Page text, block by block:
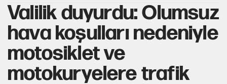
Valilik duyurdu: Olumsuz
hava koşulları nedeniyle
motosiklet ve
motokuryelere trafik